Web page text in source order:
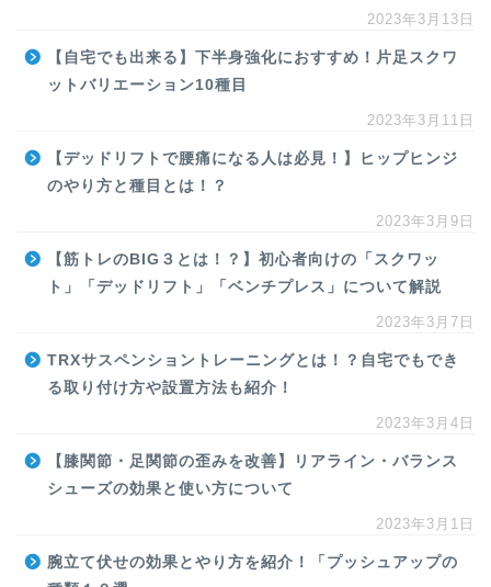
2023年3月13日
【自宅でも出来る】下半身強化におすすめ！片足スクワ
ットバリエーション10種目
2023年3月11日
【デッドリフトで腰痛になる人は必見！】ヒップヒンジ
のやり方と種目とは！？
2023年3月9日
【筋トレのBIG３とは！？】初心者向けの「スクワッ
ト」「デッドリフト」「ベンチプレス」について解説
2023年3月7日
TRXサスペンショントレーニングとは！？自宅でもでき
る取り付け方や設置方法も紹介！
2023年3月4日
【膝関節・足関節の歪みを改善】リアライン・バランス
シューズの効果と使い方について
2023年3月1日
腕立て伏せの効果とやり方を紹介！「プッシュアップの